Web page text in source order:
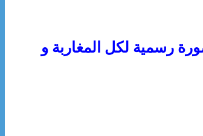
متاحة الآن بصورة رسمية لكل المغاربة و